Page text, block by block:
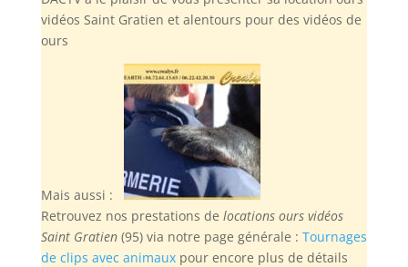
vidéos Saint Gratien et alentours pour des vidéos de
ours
Mais aussi :
Retrouvez nos prestations de locations ours vidéos
Saint Gratien(95) via notre page générale : Tournages
de clips avec animauxpour encore plus de détails